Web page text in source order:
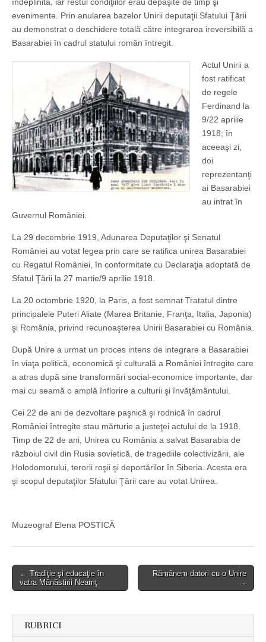
îndeplinită, iar restul condiţiilor erau depăşite de timp şi
evenimente. Prin anularea bazelor Unirii deputaţii Sfatului Ţării
au demonstrat o deschidere totală către integrarea ireversibilă a
Basarabiei în cadrul statului român întregit.
Actul Unirii a
fost ratificat
de regele
Ferdinand la
9/22 aprilie
1918; în
aceeaşi zi,
doi
reprezentanţi
ai Basarabiei
au intrat în
Guvernul României.
La 29 decembrie 1919, Adunarea Deputaţilor şi Senatul
României au votat legea prin care se ratifica unirea Basarabiei
cu Regatul României, în conformitate cu Declaraţia adoptată de
Sfatul Ţării la 27 martie/9 aprilie 1918.
La 20 octombrie 1920, la Paris, a fost semnat Tratatul dintre
principalele Puteri Aliate (Marea Britanie, Franţa, Italia, Japonia)
şi România, privind recunoaşterea Unirii Basarabiei cu România.
După Unire a urmat un proces intens de integrare a Basarabiei
în viaţa politică, economică şi culturală a României întregite care
a atras după sine transformări social-economice importante, dar
mai cu seamă o amplă înflorire a culturii şi învăţământului.
Cei 22 de ani de dezvoltare paşnică şi rodnică în cadrul
României întregite stau mărturie a justeţei actului de la 1918.
Timp de 22 de ani, Unirea cu România a salvat Basarabia de
războiul civil din Rusia sovietică, de tragediile colectivizării, ale
Holodomorului, terorii roşii şi deportărilor în Siberia. Acesta era
şi scopul deputaţilor Sfatului Ţării care au votat Unirea.
Muzeograf Elena POSTICĂ
Post
navigation
← Tradiţie şi educaţie în
vatra Mănăstirii Neamţ
Rămânem datori cu o Unire
→
RUBRICI